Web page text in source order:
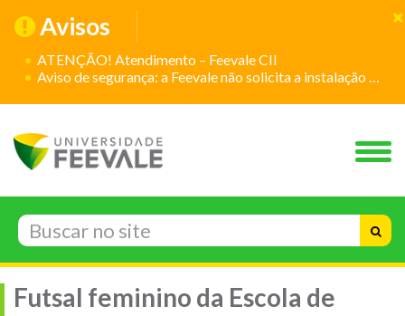
Avisos
ATENÇÃO! Atendimento – Feevale CII
Aviso de segurança: a Feevale não solicita a instalação de aplicativos
Futsal feminino da Escola de